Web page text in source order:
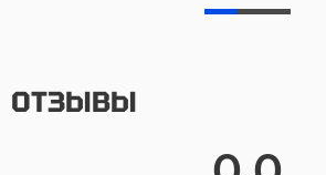
ОТЗЫВЫ